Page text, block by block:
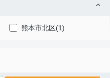
熊本市北区(1)